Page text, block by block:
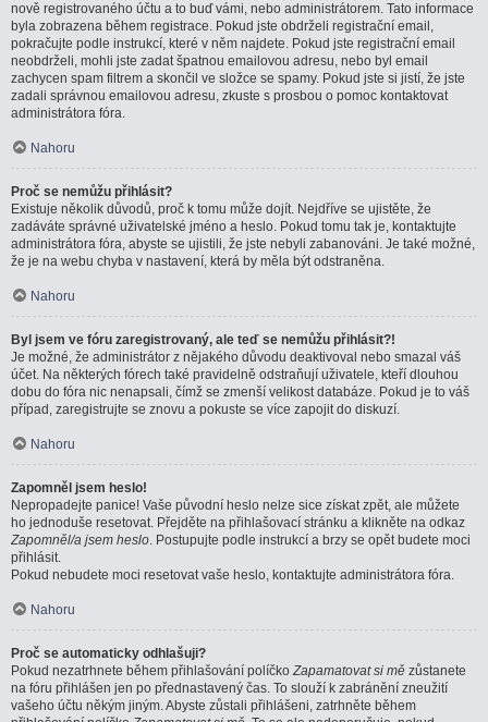
nově registrovaného účtu a to buď vámi, nebo administrátorem. Tato informace
byla zobrazena během registrace. Pokud jste obdrželi registrační email,
pokračujte podle instrukcí, které v něm najdete. Pokud jste registrační email
neobdrželi, mohli jste zadat špatnou emailovou adresu, nebo byl email
zachycen spam filtrem a skončil ve složce se spamy. Pokud jste si jistí, že jste
zadali správnou emailovou adresu, zkuste s prosbou o pomoc kontaktovat
administrátora fóra.
Nahoru
Proč se nemůžu přihlásit?
Existuje několik důvodů, proč k tomu může dojít. Nejdříve se ujistěte, že
zadáváte správné uživatelské jméno a heslo. Pokud tomu tak je, kontaktujte
administrátora fóra, abyste se ujistili, že jste nebyli zabanováni. Je také možné,
že je na webu chyba v nastavení, která by měla být odstraněna.
Nahoru
Byl jsem ve fóru zaregistrovaný, ale teď se nemůžu přihlásit?!
Je možné, že administrátor z nějakého důvodu deaktivoval nebo smazal váš
účet. Na některých fórech také pravidelně odstraňují uživatele, kteří dlouhou
dobu do fóra nic nenapsali, čímž se zmenší velikost databáze. Pokud je to váš
případ, zaregistrujte se znovu a pokuste se více zapojit do diskuzí.
Nahoru
Zapomněl jsem heslo!
Nepropadejte panice! Vaše původní heslo nelze sice získat zpět, ale můžete
ho jednoduše resetovat. Přejděte na přihlašovací stránku a klikněte na odkaz
Zapomněl/a jsem heslo. Postupujte podle instrukcí a brzy se opět budete moci
přihlásit.
Pokud nebudete moci resetovat vaše heslo, kontaktujte administrátora fóra.
Nahoru
Proč se automaticky odhlašuji?
Pokud nezatrhnete během přihlašování políčkoZapamatovat si mě zůstanete
na fóru přihlášen jen po přednastavený čas. To slouží k zabránění zneužití
vašeho účtu někým jiným. Abyste zůstali přihlášeni, zatrhněte během